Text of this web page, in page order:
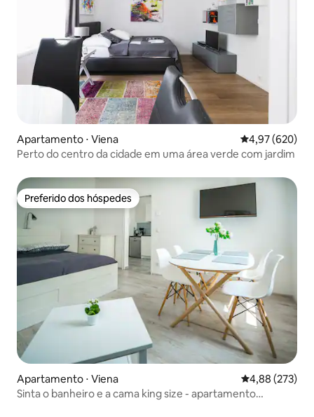
Apartamento ⋅ Viena 4,97 de uma
4,97 (620)
Perto do centro da cidade em uma área verde com jardim
Preferido dos hóspedes
Preferido dos hóspedes
Apartamento ⋅ Viena 4,88 de uma
4,88 (273)
Sinta o banheiro e a cama king size - apartamento